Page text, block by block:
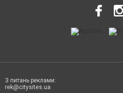
З питань реклами:
rek@citysites.ua